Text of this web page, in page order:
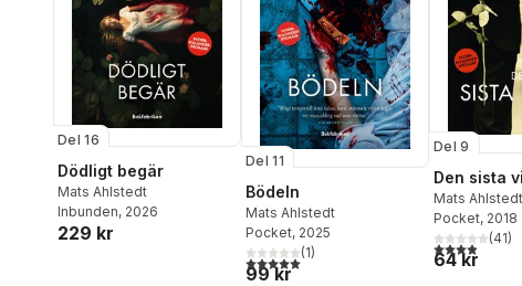
Del 16
Dödligt begär
Mats Ahlstedt
Inbunden, 2026
229 kr
Del 11
Bödeln
Mats Ahlstedt
Pocket, 2025
5,0utav 5 stjärnor. Totalt antal röster:
(1)
99 kr
Del 9
Den sista
Mats Ahlstedt
Pocket, 2018
3,9utav 5(41)
64 kr